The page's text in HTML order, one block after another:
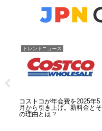
トレンドニュース
コストコが年会費を2025年5
月から引き上げ。新料金とそ
の理由とは？